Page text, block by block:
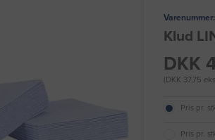
Varenummer:
Klud
DKK
(DKK 37,75
Pris pr.
Pris pr.